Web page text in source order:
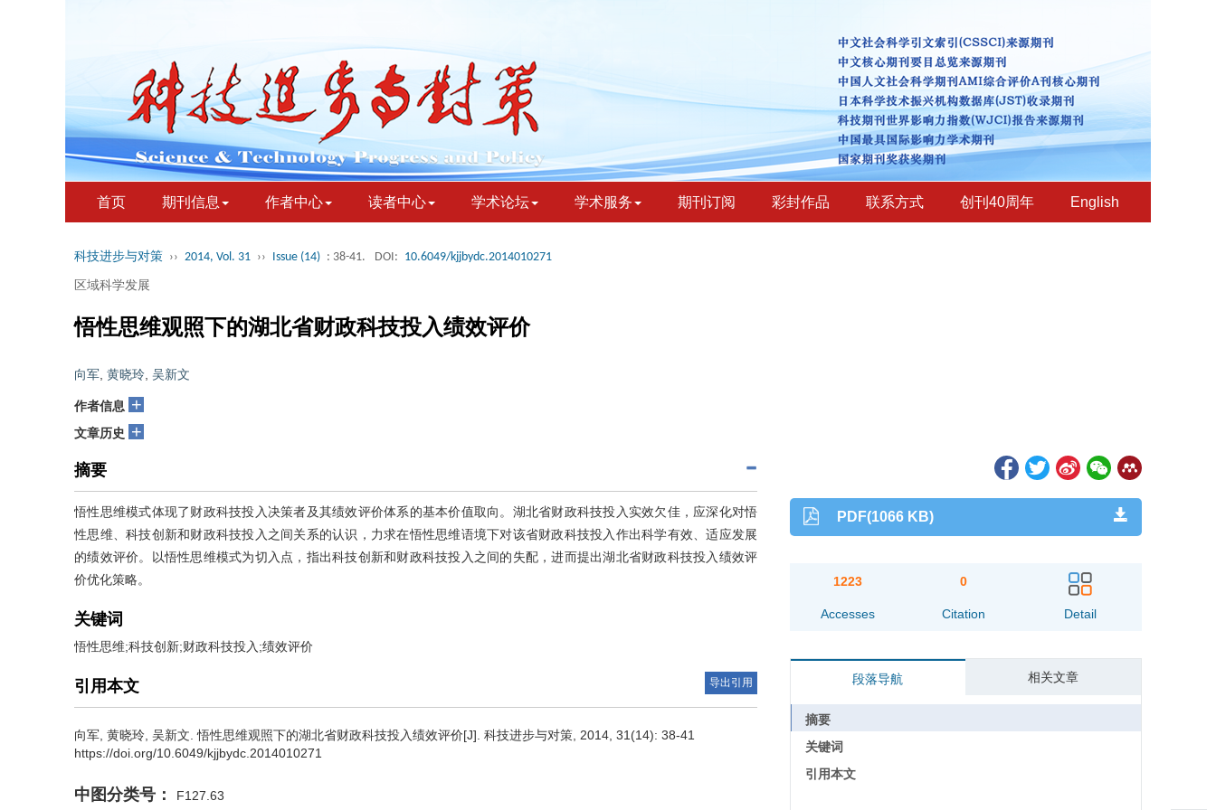
首页 期刊信息 作者中心 读者中心 学术论坛 学术服务 期刊订阅 彩封作品 联系方式 创刊40周年 English
科技进步与对策 ›› 2014, Vol. 31 ›› Issue (14) : 38-41. DOI: 10.6049/kjjbydc.2014010271
区域科学发展
悟性思维观照下的湖北省财政科技投入绩效评价
向军 黄晓玲 吴新文
作者信息 +
文章历史 +
摘要
悟性思维模式体现了财政科技投入决策者及其绩效评价体系的基本价值取向。湖北省财政科技投入实效欠佳，应深化对悟
性思维、科技创新和财政科技投入之间关系的认识，力求在悟性思维语境下对该省财政科技投入作出科学有效、适应发展
的绩效评价。以悟性思维模式为切入点，指出科技创新和财政科技投入之间的失配，进而提出湖北省财政科技投入绩效评
价优化策略。
关键词
悟性思维;科技创新;财政科技投入;绩效评价
引用本文 导出引用
向军 黄晓玲 吴新文 .悟性思维观照下的湖北省财政科技投入绩效评价[J]. 科技进步与对策, 2014, 31(14): 38-41
https://doi.org/10.6049/kjjbydc.2014010271
中图分类号： F127.63
PDF(1066 KB)
1223
Accesses
0
Citation Detail
段落导航 相关文章
摘要
关键词
引用本文